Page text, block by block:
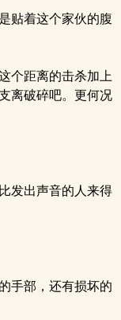
贴着这个家伙的腹
个距离的击杀加上
离破碎吧。更何况
发出声音的人来得
手部，还有损坏的